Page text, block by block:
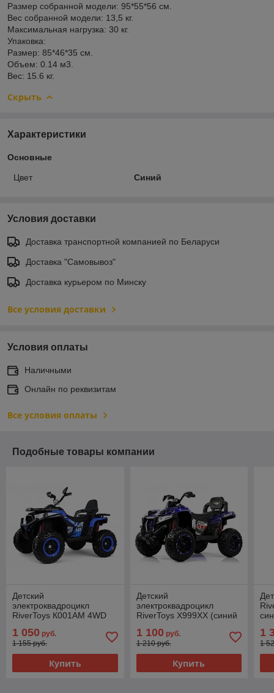
Размер собранной модели: 95*55*56 см.
Вес собранной модели: 13,5 кг.
Максимальная нагрузка: 30 кг.
Упаковка:
Размер: 85*46*35 см.
Объем: 0.14 м3.
Вес: 15.6 кг.
Скрыть
Характеристики
Основные
Цвет Синий
Условия доставки
Доставка транспортной компанией по Беларуси
Доставка "Самовывоз"
Доставка курьером по Минску
Все условия доставки
Условия оплаты
Наличными
Онлайн по реквизитам
Все условия оплаты
Подобные товары компании
Детский
электроквадроцикл
RiverToys К001АМ 4WD
1 050 руб.
1 155 руб.
Купить
Детский
электроквадроцикл
RiverToys X999XX (синий
Полноприводный
1 100 руб.
1 210 руб.
Купить
1
1